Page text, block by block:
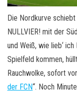
Die Nordkurve
NULLVIER! mit der
und Weiß, wie lieb‘
Spielfeld kommen,
Rauchwolke, sofort
der FCN“. Noch